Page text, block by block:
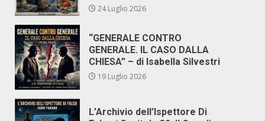
24 Luglio 2026
“GENERALE CONTRO
GENERALE. IL CASO DALLA
CHIESA” – di Isabella Silvestri
19 Luglio 2026
L’Archivio dell’Ispettore Di